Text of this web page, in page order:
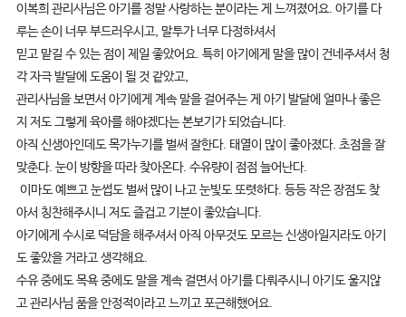
이복희 관리사님은 아기를 정말 사랑하는 분이라는 게 느껴졌어요. 아기를 다
루는 손이 너무 부드러우시고, 말투가 너무 다정하셔서
믿고 맡길 수 있는 점이 제일 좋았어요. 특히 아기에게 말을 많이 건네주셔서 청
각 자극 발달에 도움이 될 것 같았고,
관리사님을 보면서 아기에게 계속 말을 걸어주는 게 아기 발달에 얼마나 좋은
지 저도 그렇게 육아를 해야겠다는 본보기가 되었습니다.
아직 신생아인데도 목가누기를 벌써 잘한다. 태열이 많이 좋아졌다. 초점을 잘
맞춘다. 눈이 방향을 따라 찾아온다. 수유량이 점점 늘어난다.
이마도 예쁘고 눈썹도 벌써 많이 나고 눈빛도 또렷하다. 등등 작은 장점도 찾
아서 칭찬해주시니 저도 즐겁고 기분이 좋았습니다.
아기에게 수시로 덕담을 해주셔서 아직 아무것도 모르는 신생아일지라도 아기
도 좋았을 거라고 생각해요.
수유 중에도 목욕 중에도 말을 계속 걸면서 아기를 다뤄주시니 아기도 울지않
고 관리사님 품을 안정적이라고 느끼고 포근해했어요.